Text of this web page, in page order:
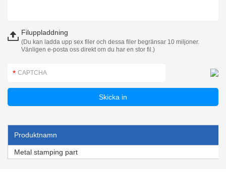
Filuppladdning
(Du kan ladda upp sex filer och dessa filer begränsar 10 miljoner.
Vänligen e-posta oss direkt om du har en stor fil.)
Produktnamn
Metal stamping part